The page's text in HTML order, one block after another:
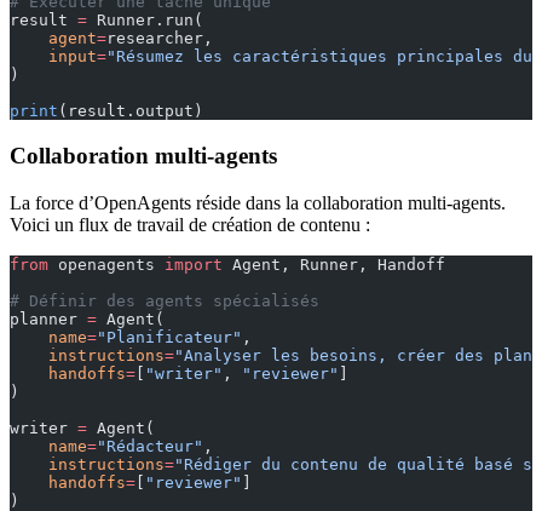
result = Runner.run(
    agent
=researcher,
    input
="Résumez les caractéristiques principales du
)
print (result.output)
Collaboration multi-agents
La force d’OpenAgents réside dans la collaboration multi-agents.
Voici un flux de travail de création de contenu :
from openagents import Agent, Runner, Handoff
# Définir des agents spécialisés
planner = Agent(
    name
="Planificateur" ,
    instructions
="Analyser les besoins, créer des
    handoffs
= "writer" , "reviewer"
)
writer = Agent(
    name
="Rédacteur" ,
    instructions
="Rédiger du contenu de qualité basé
    handoffs
= "reviewer"
)